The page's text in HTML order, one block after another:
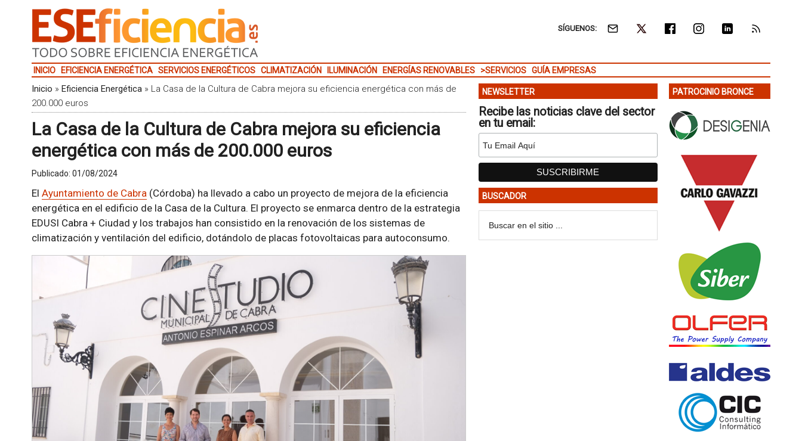
SÍGUENOS:
INICIO EFICIENCIA ENERGÉTICA SERVICIOS ENERGÉTICOS CLIMATIZACIÓN ILUMINACIÓN ENERGÍAS RENOVABLES >SERVICIOS GUÍA EMPRESAS
Inicio » Eficiencia Energética» La Casa de la Cultura de Cabra mejora su eficiencia energética con más de
200.000 euros
La Casa de la Cultura de Cabra mejora su eficiencia
energética con más de 200.000 euros
Publicado: 01/08/2024
El Ayuntamiento de Cabra(Córdoba) ha llevado a cabo un proyecto de mejora de la eficiencia
energética en el edificio de la Casa de la Cultura. El proyecto se enmarca dentro de la estrategia
EDUSI Cabra + Ciudad y los trabajos han consistido en la renovación de los sistemas de
climatización y ventilación del edificio, dotándolo de placas fotovoltaicas para autoconsumo.
NEWSLETTER
Recibe las noticias clave del sector
en tu email:
BUSCADOR
PATROCINIO BRONCE